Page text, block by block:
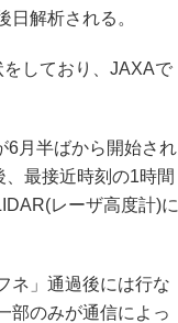
解析される。
しており、JAXAで
6月半ばから開始され
最接近時刻の1時間
レーザ高度計)に
ネ」通過後には行な
部のみが通信によっ